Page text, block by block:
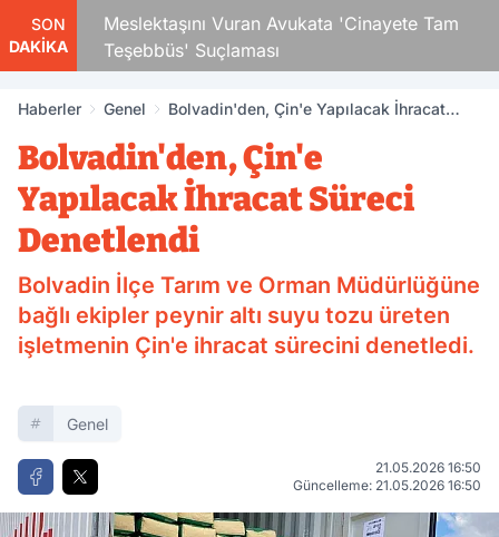
SON
DAKİKA
Meslektaşını Vuran Avukata 'Cinayete Tam
Teşebbüs' Suçlaması
Haberler Genel
Bolvadin'den, Çin'e Yapılacak İhracat
Bolvadin'den, Çin'e
Yapılacak İhracat Süreci
Denetlendi
Bolvadin İlçe Tarım ve Orman Müdürlüğüne
bağlı ekipler peynir altı suyu tozu üreten
işletmenin Çin'e ihracat sürecini denetledi.
Genel
21.05.2026 16:50
Güncelleme: 21.05.2026 16:50